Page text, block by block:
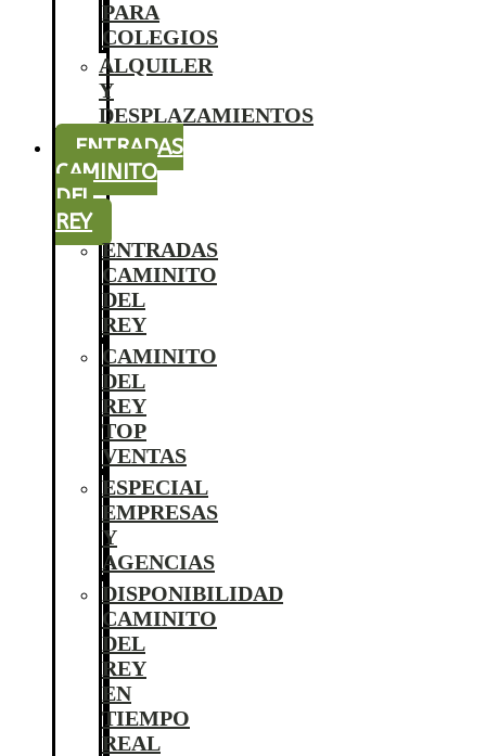
PARA
COLEGIOS
ALQUILER
Y
DESPLAZAMIENTOS
ENTRADAS
CAMINITO
DEL
REY
ENTRADAS
CAMINITO
DEL
REY
CAMINITO
DEL
REY
TOP
VENTAS
ESPECIAL
EMPRESAS
Y
AGENCIAS
DISPONIBILIDAD
CAMINITO
DEL
REY
EN
TIEMPO
REAL